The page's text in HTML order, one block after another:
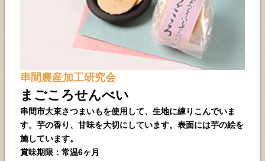
串間農産加工研究会
まごころせんべい
串間市大束さつまいもを使用して、生地に練りこんでいま
す。芋の香り、甘味を大切にしています。表面には芋の絵を
施しています。
賞味期限：常温6ヶ月